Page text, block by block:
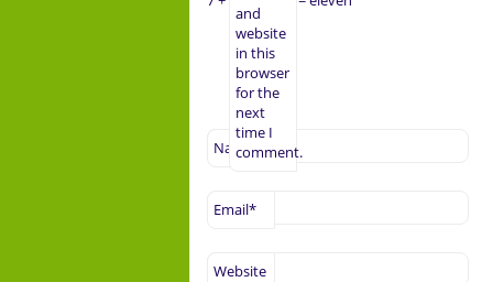
Name*
Email*
Website
and
website
in this
browser
for the
next
time I
comment.